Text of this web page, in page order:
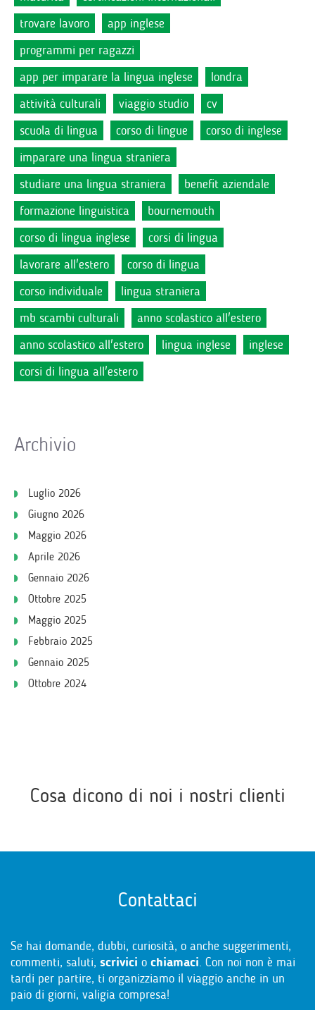
trovare lavoro
app inglese
programmi per ragazzi
app per imparare la lingua inglese
londra
attività culturali
viaggio studio
cv
scuola di lingua
corso di lingue
corso di inglese
imparare una lingua straniera
studiare una lingua straniera
benefit aziendale
formazione linguistica
bournemouth
corso di lingua inglese
corsi di lingua
lavorare all'estero
corso di lingua
corso individuale
lingua straniera
mb scambi culturali
anno scolastico all'estero
anno scolastico all'estero
lingua inglese
inglese
corsi di lingua all'estero
Archivio
Luglio 2026
Giugno 2026
Maggio 2026
Aprile 2026
Gennaio 2026
Ottobre 2025
Maggio 2025
Febbraio 2025
Gennaio 2025
Ottobre 2024
Cosa dicono di noi i nostri clienti
Contattaci
Se hai domande, dubbi, curiosità, o anche suggerimenti,
commenti, saluti, scrivici o chiamaci. Con noi non è mai
tardi per partire, ti organizziamo il viaggio anche in un
paio di giorni, valigia compresa!